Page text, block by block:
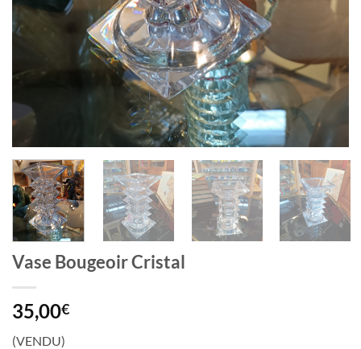
Vase Bougeoir Cristal
35,00€
(VENDU)